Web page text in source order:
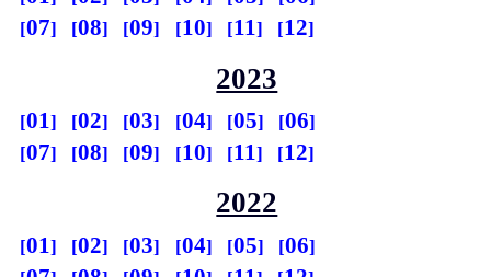
07
08 09 10 11 12
2023
01 02 03 04 05
06
07
08 09 10 11 12
2022
01 02 03 04 05
06